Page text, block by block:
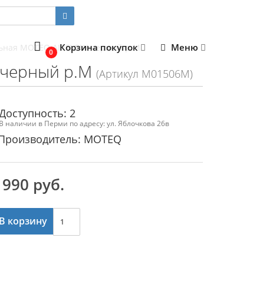
0 Корзина покупок Меню
MOTEQ AIRFLOW черный р.M
черный р.M (Артикул M01506M)
2
В наличии в Перми по адресу: ул. Яблочкова 26в
MOTEQ
руб.
В корзину